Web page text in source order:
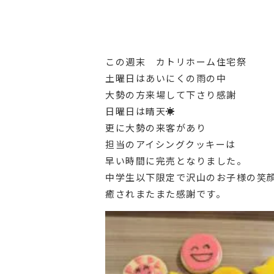
この週末 カトリホーム住宅祭
土曜日はあいにくの雨の中
大勢の方来場して下さり感謝
日曜日は晴天☀
更に大勢の来客があり
担当のアイシングクッキーは
早い時間に完売となりました。
中学生以下限定で沢山のお子様の笑
癒されまたまた感謝です。